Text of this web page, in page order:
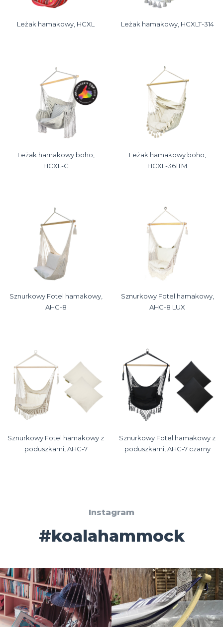
Leżak hamakowy, HCXL Leżak hamakowy, HCXLT-314
Leżak hamakowy boho,
HCXL-C
Leżak hamakowy boho,
HCXL-361TM
Sznurkowy Fotel hamakowy,
AHC-8
Sznurkowy Fotel hamakowy,
AHC-8 LUX
Sznurkowy Fotel hamakowy z
poduszkami, AHC-7
Sznurkowy Fotel hamakowy z
poduszkami, AHC-7 czarny
Instagram
#koalahammock